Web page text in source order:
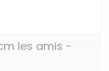
les amis -